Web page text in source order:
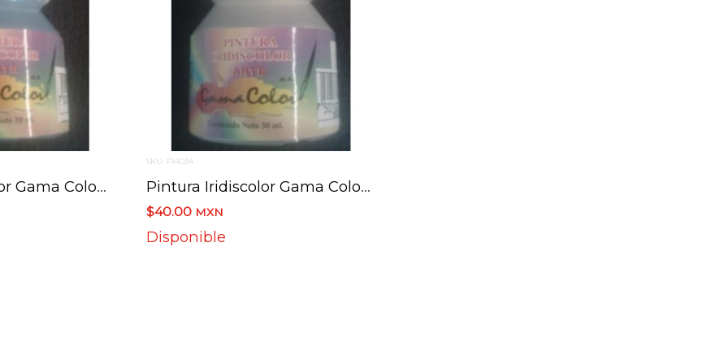
Pintura Iridiscolor Gama Color 702 Blue 30 Ml
SKU: PI4034
Pintura Iridiscolor Gama Color 704 Golden 30 Ml
$40.00 MXN
Disponible